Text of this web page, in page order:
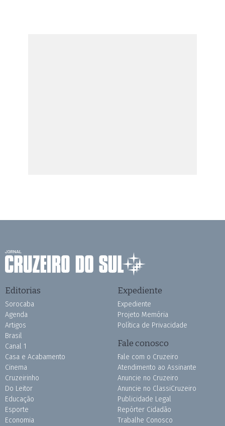
Editorias
Sorocaba
Agenda
Artigos
Brasil
Canal 1
Casa e Acabamento
Cinema
Cruzeirinho
Do Leitor
Educação
Esporte
Economia
Expediente
Expediente
Projeto Memória
Política de Privacidade
Fale conosco
Fale com o Cruzeiro
Atendimento ao Assinante
Anuncie no Cruzeiro
Anuncie no ClassiCruzeiro
Publicidade Legal
Repórter Cidadão
Trabalhe Conosco